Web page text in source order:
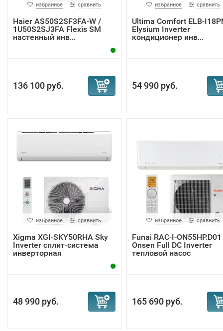
избранное сравнить
Haier AS50S2SF3FA-W /
1U50S2SJ3FA Flexis SM
настенный инв...
136 100 руб.
избранное сравнить
Ultima Comfort ELB-
Elysium Inverter
кондиционер инв...
54 990 руб.
избранное сравнить
Xigma XGI-SKY50RHA Sky
Inverter сплит-система
инверторная
48 990 руб.
избранное сравнить
Funai RAC-I-ON55HP.D01
Onsen Full DC Inverter
тепловой насос
165 690 руб.